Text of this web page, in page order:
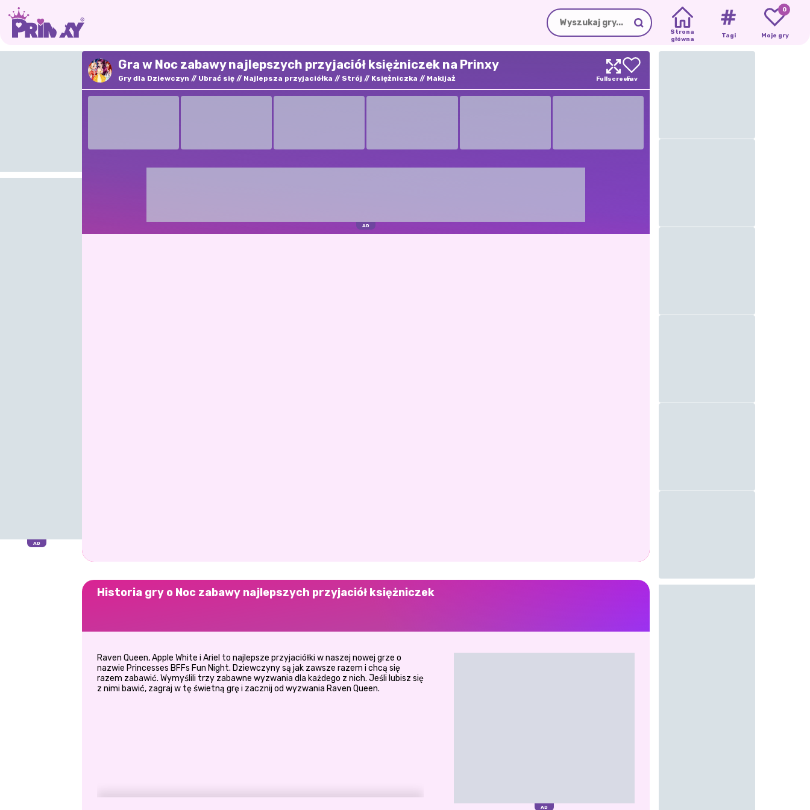
Strona
główna
Tagi
0
Moje gry
Gra w Noc zabawy najlepszych przyjaciół księżniczek na Prinxy
Gry dla Dziewczyn Ubrać się Najlepsza przyjaciółka Strój Księżniczka Makijaż
Historia gry o Noc zabawy najlepszych przyjaciół księżniczek
Raven Queen, Apple White i Ariel to najlepsze przyjaciółki w naszej nowej grze o
nazwie Princesses BFFs Fun Night. Dziewczyny są jak zawsze razem i chcą się
razem zabawić. Wymyślili trzy zabawne wyzwania dla każdego z nich. Jeśli lubisz się
z nimi bawić, zagraj w tę świetną grę i zacznij od wyzwania Raven Queen.